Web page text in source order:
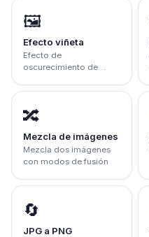
🖼️
Efecto viñeta
Efecto de
oscurecimiento de
🔀
Mezcla de imágenes
Mezcla dos imágenes
con modos de fusión
🔄
JPG a PNG